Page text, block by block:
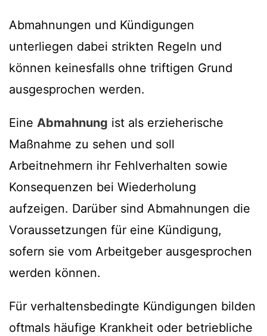
Abmahnungen und Kündigungen
unterliegen dabei strikten Regeln und
können keinesfalls ohne triftigen Grund
ausgesprochen werden.
Eine Abmahnung ist als erzieherische
Maßnahme zu sehen und soll
Arbeitnehmern ihr Fehlverhalten sowie
Konsequenzen bei Wiederholung
aufzeigen. Darüber sind Abmahnungen die
Voraussetzungen für eine Kündigung,
sofern sie vom Arbeitgeber ausgesprochen
werden können.
Für verhaltensbedingte Kündigungen bilden
oftmals häufige Krankheit oder betriebliche